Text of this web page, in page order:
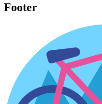
Footer